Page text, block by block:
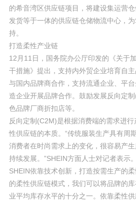
的希音湾区供应链项目，将建设集运营仓
发货等于一体的供应链仓储物流中心，
持。
打造柔性产业链
12月11日，国务院办公厅印发的《关于
干措施》提出，支持内外贸企业培育自
与国内品牌商合作，支持流通企业、平
造企业开展品牌合作。鼓励发展反向定
色品牌厂商折扣店等。
反向定制(C2M)是根据消费端的需求进
性供应链的本质。“传统服装生产具有周
消费者在时尚需求上的变化，很容易产
持续发展。”SHEIN方面人士对记者表示。
SHEIN依靠技术创新，打造按需生产的
的柔性供应链模式，我们可以将品牌的
业平均库存水平的十分之一。依靠柔性